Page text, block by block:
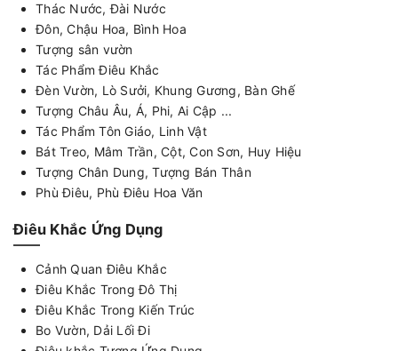
Thác Nước, Đài Nước
Đôn, Chậu Hoa, Bình Hoa
Tượng sân vườn
Tác Phẩm Điêu Khắc
Đèn Vườn, Lò Sưởi, Khung Gương, Bàn Ghế
Tượng Châu Âu, Á, Phi, Ai Cập ...
Tác Phẩm Tôn Giáo, Linh Vật
Bát Treo, Mâm Trần, Cột, Con Sơn, Huy Hiệu
Tượng Chân Dung, Tượng Bán Thân
Phù Điêu, Phù Điêu Hoa Văn
Điêu Khắc Ứng Dụng
Cảnh Quan Điêu Khắc
Điêu Khắc Trong Đô Thị
Điêu Khắc Trong Kiến Trúc
Bo Vườn, Dải Lối Đi